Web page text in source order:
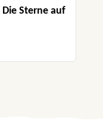
Sterne auf